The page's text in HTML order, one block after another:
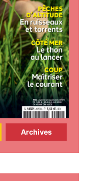
Archives